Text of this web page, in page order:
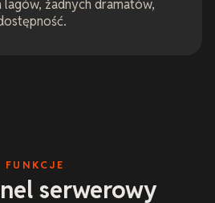
lagów, żadnych dramatów,
FUNKCJE
serwerowy